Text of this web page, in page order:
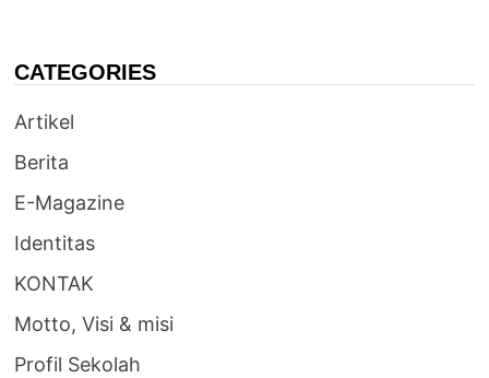
CATEGORIES
Artikel
Berita
E-Magazine
Identitas
KONTAK
Motto, Visi & misi
Profil Sekolah